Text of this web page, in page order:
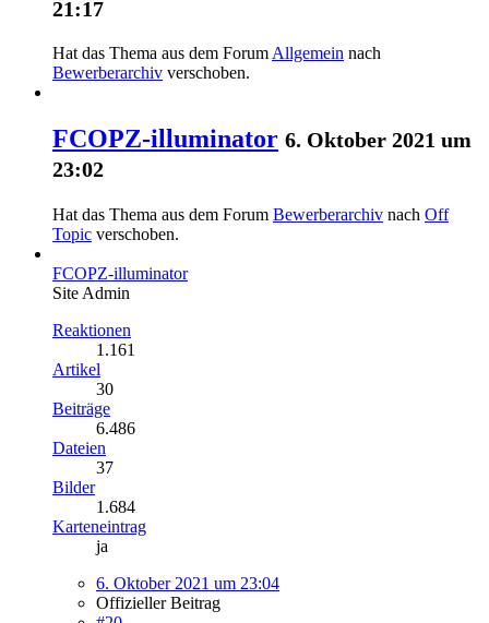
21:17
Hat das Thema aus dem ForumAllgemein nach
Bewerberarchiv verschoben.
FCOPZ-illuminator 6. Oktober 2021 um
23:02
Hat das Thema aus dem Forum Bewerberarchiv nach Off
Topic verschoben.
FCOPZ-illuminator
Site Admin
Reaktionen
1.161
Artikel
30
Beiträge
6.486
Dateien
37
Bilder
1.684
Karteneintrag
ja
6. Oktober 2021 um 23:04
Offizieller Beitrag